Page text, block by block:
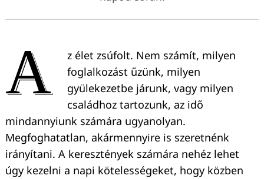
A
z élet zsúfolt. Nem számít, milyen
foglalkozást űzünk, milyen
gyülekezetbe járunk, vagy milyen
családhoz tartozunk, az idő
mindannyiunk számára ugyanolyan.
Megfoghatatlan, akármennyire is szeretnénk
irányítani. A keresztények számára nehéz lehet
úgy kezelni a napi kötelességeket, hogy közben